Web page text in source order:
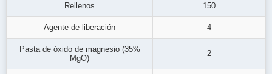
Rellenos 150
Agente de liberación 4
Pasta de óxido de magnesio (35%
MgO)
2